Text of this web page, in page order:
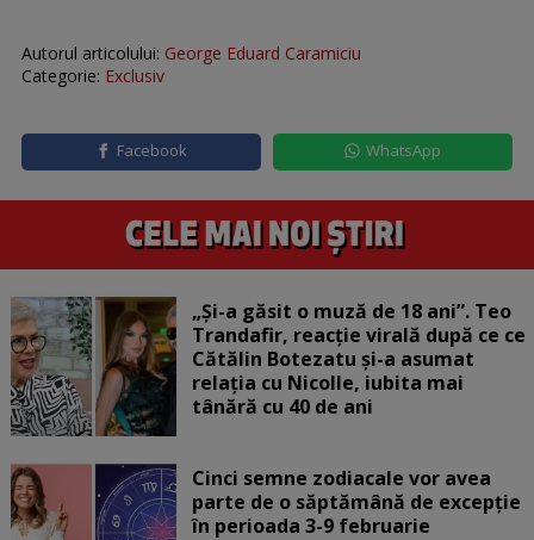
Autorul articolului: George Eduard Caramiciu
Categorie: Exclusiv
Facebook WhatsApp
„Și-a găsit o muză de 18 ani”. Teo
Trandafir, reacție virală după ce ce
Cătălin Botezatu și-a asumat
relația cu Nicolle, iubita mai
tânără cu 40 de ani
Cinci semne zodiacale vor avea
parte de o săptămână de excepție
în perioada 3-9 februarie